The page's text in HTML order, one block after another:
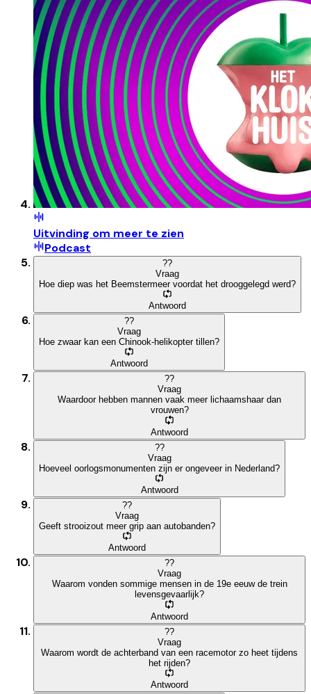
Uitvinding om meer te zien
Podcast
??
Vraag
Hoe diep was het Beemstermeer voordat het drooggelegd werd?
Antwoord
??
Vraag
Hoe zwaar kan een Chinook-helikopter tillen?
Antwoord
??
Vraag
Waardoor hebben mannen vaak meer lichaamshaar dan
vrouwen?
Antwoord
??
Vraag
Hoeveel oorlogsmonumenten zijn er ongeveer in Nederland?
Antwoord
??
Vraag
Geeft strooizout meer grip aan autobanden?
Antwoord
??
Vraag
Waarom vonden sommige mensen in de 19e eeuw de trein
levensgevaarlijk?
Antwoord
??
Vraag
Waarom wordt de achterband van een racemotor zo heet tijdens
het rijden?
Antwoord